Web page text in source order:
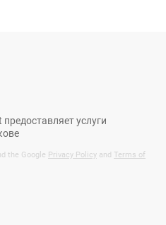
услуги
the Google Privacy Policy and Terms of